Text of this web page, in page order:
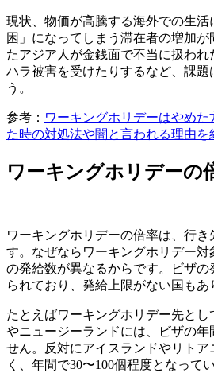
現状、物価が高騰する海外での生活
困」になってしまう滞在者の増加が
たアジア人が金銭面で不当に扱われ
ハラ被害を受けたりするなど、課題
う。
参考： ワーキングホリデーはやめ
た時の対処法や闇と言われる理由を
ワーキングホリデーの
ワーキングホリデーの倍率は、行き
す。なぜならワーキングホリデー
の発給数が異なるからです。ビザ
られており、発給上限がない国もあ
たとえばワーキングホリデー先と
やニュージーランドには、ビザの年
せん。反対にアイスランドやリト
く、年間で30〜100個程度となって